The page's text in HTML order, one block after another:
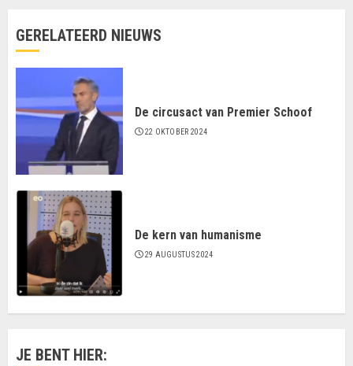
GERELATEERD NIEUWS
De circusact van Premier Schoof
22 OKTOBER 2024
De kern van humanisme
29 AUGUSTUS 2024
JE BENT HIER: